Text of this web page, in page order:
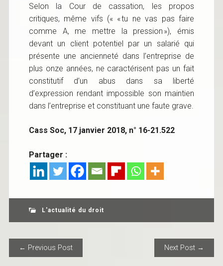
Selon la Cour de cassation, les propos
critiques, même vifs (« « tu ne vas pas faire
comme A, me mettre la pression »), émis
devant un client potentiel par un salarié qui
présente une ancienneté dans l’entreprise de
plus onze années, ne caractérisent pas un fait
constitutif d’un abus dans sa liberté
d’expression rendant impossible son maintien
dans l’entreprise et constituant une faute grave.
Cass Soc, 17 janvier 2018, n° 16-21.522
Partager :
L'actualité du droit
POST NAVIGATION
← Previous Post Next Post →